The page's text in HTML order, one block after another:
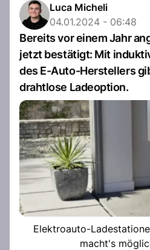
Luca Micheli
04.01.2024 - 06:48
Bereits vor einem Jahr
jetzt bestätigt: Mit
des E-Auto-Herstellers
drahtlose Ladeoption.
Elektroauto-
macht's